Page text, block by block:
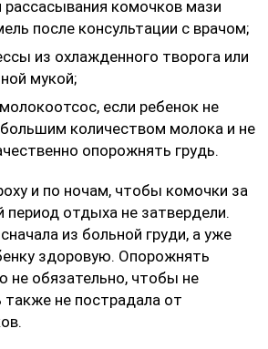
рассасывания комочков мази
после консультации с врачом;
из охлажденного творога или
мукой;
если ребенок не
большим количеством молока и не
опорожнять грудь.
и по ночам, чтобы комочки за
отдыха не затвердели.
из больной груди, а уже
здоровую. Опорожнять
не обязательно, чтобы не
также не пострадала от